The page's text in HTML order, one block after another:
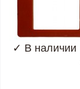
✓ В наличии